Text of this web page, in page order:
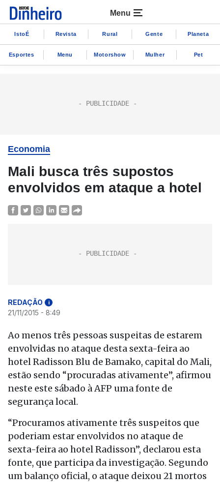
Menu
IstoÉ Revista Rural Gente Planeta
Esportes Menu Motorshow Mulher Pet
Economia
Mali busca três supostos
envolvidos em ataque a hotel
REDAÇÃO i
21/11/2015 - 8:49
Ao menos três pessoas suspeitas de estarem
envolvidas no ataque desta sexta-feira ao
hotel Radisson Blu de Bamako, capital do Mali,
estão sendo “procuradas ativamente”, afirmou
neste este sábado à AFP uma fonte de
segurança local.
“Procuramos ativamente três suspeitos que
poderiam estar envolvidos no ataque de
sexta-feira ao hotel Radisson”, declarou esta
fonte, que participa da investigação. Segundo
um balanço oficial, o ataque deixou 21 mortos